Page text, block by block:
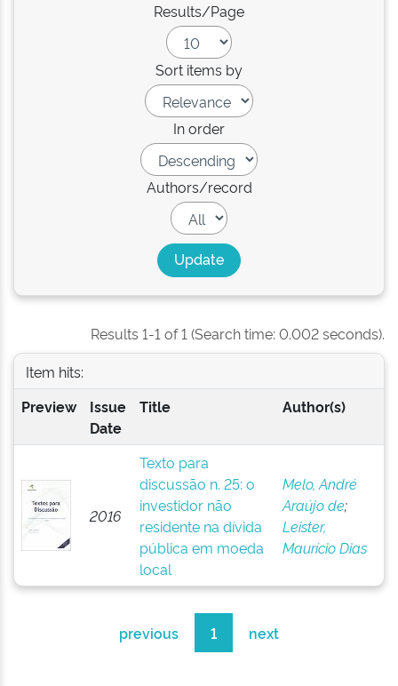
Results/Page
Sort items by
In order
Authors/record
Results 1-1 of 1 (Search time: 0.002 seconds).
Item hits:
Preview
Issue
Date
Title Author(s)
2016
Texto para
discussão n. 25: o
investidor não
residente na dívida
pública em moeda
local
Melo, André
Araújo de;
Leister,
Maurício Dias
previous 1 next